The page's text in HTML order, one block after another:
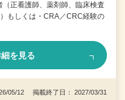
（正看護師、薬剤師、臨床検査
もしくは・CRA／CRC経験の
を見る
05/12 掲載終了日： 2027/03/31